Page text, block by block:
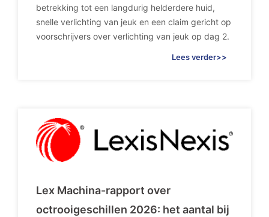
betrekking tot een langdurig helderdere huid,
snelle verlichting van jeuk en een claim gericht op
voorschrijvers over verlichting van jeuk op dag 2.
Lees verder>>
Lex Machina-rapport over
octrooigeschillen 2026: het aantal bij